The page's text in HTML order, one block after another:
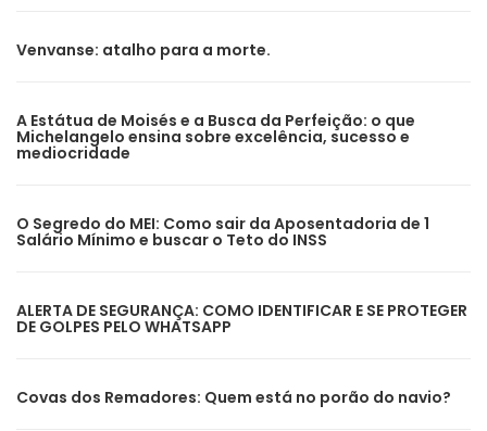
Venvanse: atalho para a morte.
A Estátua de Moisés e a Busca da Perfeição: o que
Michelangelo ensina sobre excelência, sucesso e
mediocridade
O Segredo do MEI: Como sair da Aposentadoria de 1
Salário Mínimo e buscar o Teto do INSS
ALERTA DE SEGURANÇA: COMO IDENTIFICAR E SE PROTEGER
DE GOLPES PELO WHATSAPP
Covas dos Remadores: Quem está no porão do navio?